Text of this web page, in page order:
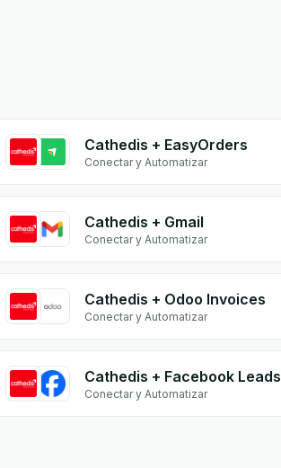
Cathedis + EasyOrders
Conectar y Automatizar
Cathedis + Gmail
Conectar y Automatizar
Cathedis + Odoo Invoices
Conectar y Automatizar
Cathedis + Facebook Leads
Conectar y Automatizar